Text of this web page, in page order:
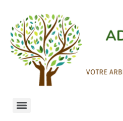
de la Forêt